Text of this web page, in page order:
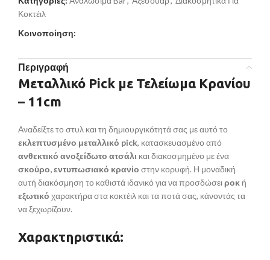
Κοκτέιλ
Κοινοποίηση:
Περιγραφή
Μεταλλικό Pick με Τελείωμα Κρανίου
– 11cm
Αναδείξτε το στυλ και τη δημιουργικότητά σας με αυτό το
εκλεπτυσμένο μεταλλικό pick, κατασκευασμένο από
ανθεκτικό ανοξείδωτο ατσάλι και διακοσμημένο με ένα
σκούρο, εντυπωσιακό κρανίο στην κορυφή. Η μοναδική
αυτή διακόσμηση το καθιστά ιδανικό για να προσδώσειροκή
εξωτικό χαρακτήρα στα κοκτέιλ και τα ποτά σας, κάνοντάς τα
να ξεχωρίζουν.
Χαρακτηριστικά: